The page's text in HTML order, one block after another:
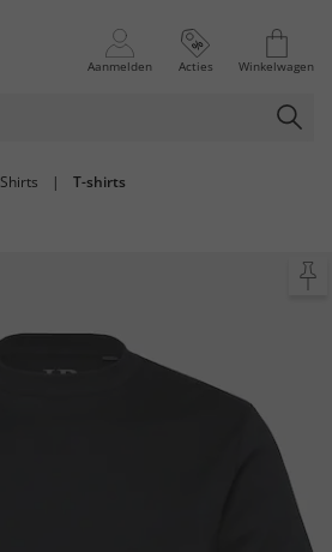
Aanmelden Acties Winkelwagen
Shirts | T-shirts